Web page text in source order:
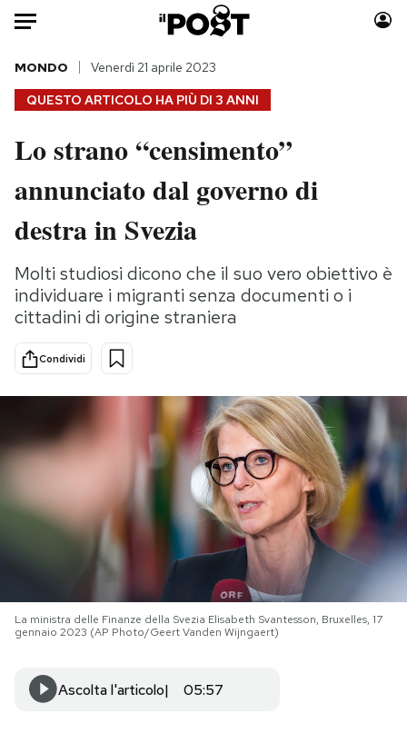
Auto
HOME
Italia
Politica
Tecnologia
Scienza
Cultura
Sport
Moda
Consumismi
Media
PODCAST
NEWSLETTER
I MIEI PREFERITI
SHOP
CALENDARIO
QUESTO ARTICOLO HA PIÙ DI 3 ANNI
MONDO Venerdì 21 aprile 2023
Lo strano “censimento”
annunciato dal governo di
destra in Svezia
Molti studiosi dicono che il suo vero obiettivo è
individuare i migranti senza documenti o i
cittadini di origine straniera
Condividi
La ministra delle Finanze della Svezia Elisabeth Svantesson, Bruxelles, 17
gennaio 2023 (AP Photo/Geert Vanden Wijngaert)
Ascolta l'articolo 05:57